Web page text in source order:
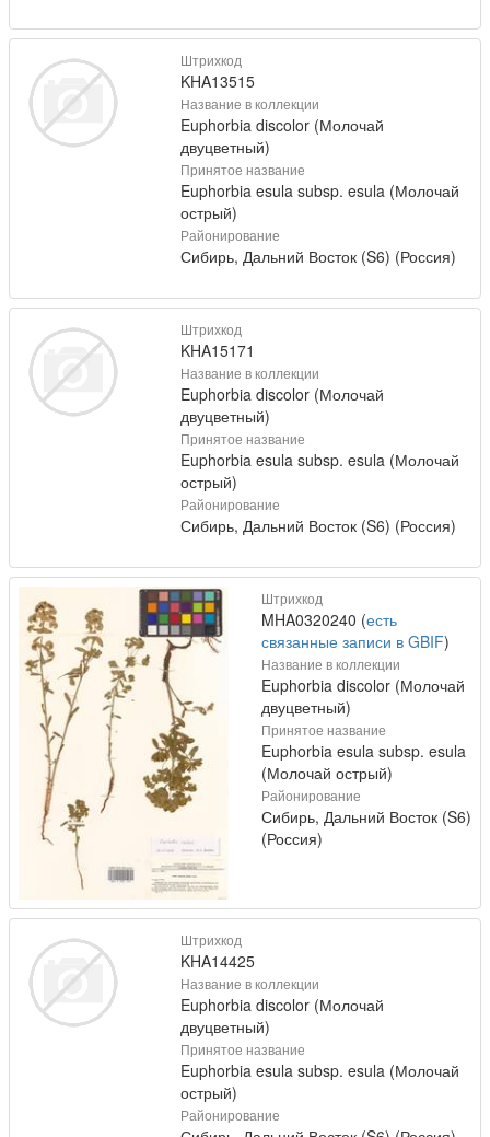
Штрихкод
KHA13515
Название в коллекции
Euphorbia discolor (Молочай
двуцветный)
Принятое название
Euphorbia esula subsp. esula (Молочай
острый)
Районирование
Сибирь, Дальний Восток (S6) (Россия)
Штрихкод
KHA15171
Название в коллекции
Euphorbia discolor (Молочай
двуцветный)
Принятое название
Euphorbia esula subsp. esula (Молочай
острый)
Районирование
Сибирь, Дальний Восток (S6) (Россия)
Штрихкод
MHA0320240 (есть
связанные записи в GBIF)
Название в коллекции
Euphorbia discolor (Молочай
двуцветный)
Принятое название
Euphorbia esula subsp. esula
(Молочай острый)
Районирование
Сибирь, Дальний Восток (S6)
(Россия)
Штрихкод
KHA14425
Название в коллекции
Euphorbia discolor (Молочай
двуцветный)
Принятое название
Euphorbia esula subsp. esula (Молочай
острый)
Районирование